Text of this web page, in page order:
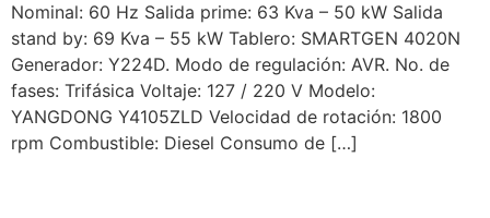
Nominal: 60 Hz Salida prime: 63 Kva – 50 kW Salida
stand by: 69 Kva – 55 kW Tablero: SMARTGEN 4020N
Generador: Y224D. Modo de regulación: AVR. No. de
fases: Trifásica Voltaje: 127 / 220 V Modelo:
YANGDONG Y4105ZLD Velocidad de rotación: 1800
rpm Combustible: Diesel Consumo de […]